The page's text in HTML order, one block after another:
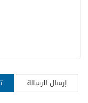
إرسال الرسالة